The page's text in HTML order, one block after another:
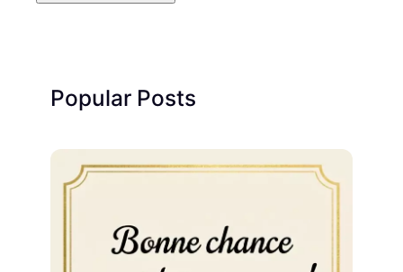
Popular Posts